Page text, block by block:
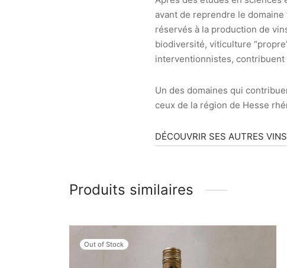
avant de reprendre le
réservés à la production de
biodiversité, viticulture
interventionnistes, contribuent
Un des domaines qui
ceux de la région de Hesse
DÉCOUVRIR SES AUTRES VINS
Produits similaires
Out of Stock